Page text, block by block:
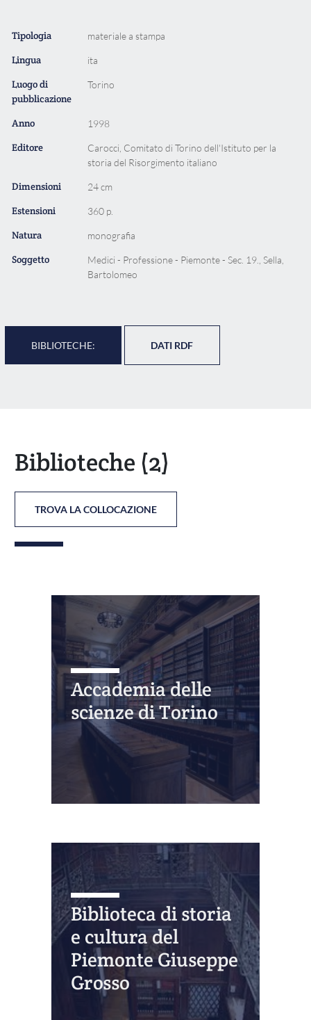
Tipologia materiale a stampa
Lingua ita
Luogo di
pubblicazione
Torino
Anno 1998
Editore
Carocci, Comitato di Torino dell'Istituto per la
storia del Risorgimento italiano
Dimensioni 24 cm
Estensioni 360 p.
Natura monografia
Soggetto
Medici - Professione - Piemonte - Sec. 19., Sella,
Bartolomeo
BIBLIOTECHE: DATI RDF
Biblioteche (2)
TROVA LA COLLOCAZIONE
Accademia delle
scienze di Torino
Biblioteca di storia
e cultura del
Piemonte Giuseppe
Grosso